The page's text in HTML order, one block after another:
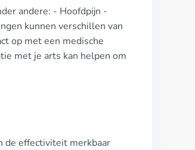
andere: - Hoofdpijn -
kunnen verschillen van
op met een medische
met je arts kan helpen om
de effectiviteit merkbaar